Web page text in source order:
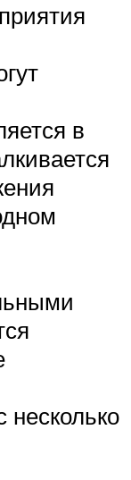
в
несколько